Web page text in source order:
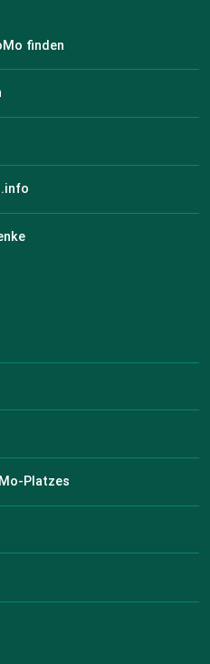
finden
Platzes